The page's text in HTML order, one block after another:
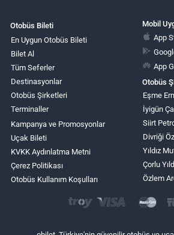
Otobüs Bileti
En Uygun Otobüs Bileti
Bilet Al
Tüm Seferler
Destinasyonlar
Otobüs Şirketleri
Terminaller
Kampanya ve Promosyonlar
Uçak Bileti
KVKK Aydınlatma Metni
Çerez Politikası
Otobüs Kullanım Koşulları
Mobil
App
App
Otobüs
Eşme
İyigün
Siirt
Divriği
Yıldız
Çorlu
Özlem